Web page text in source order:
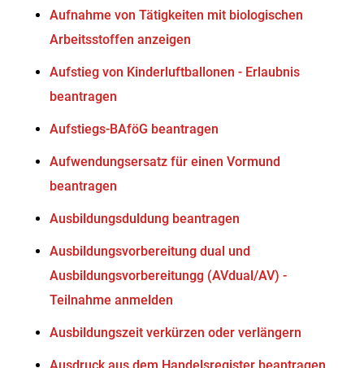
Aufnahme von Tätigkeiten mit biologischen
Arbeitsstoffen anzeigen
Aufstieg von Kinderluftballonen - Erlaubnis
beantragen
Aufstiegs-BAföG beantragen
Aufwendungsersatz für einen Vormund
beantragen
Ausbildungsduldung beantragen
Ausbildungsvorbereitung dual und
Ausbildungsvorbereitungg (AVdual/AV) -
Teilnahme anmelden
Ausbildungszeit verkürzen oder verlängern